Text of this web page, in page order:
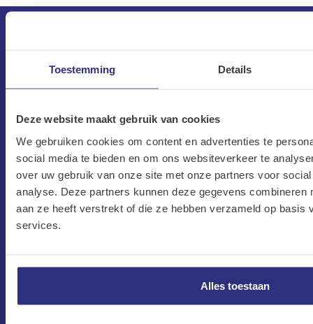
Toestemming Details
Deze website maakt gebruik van cookies
We gebruiken cookies om content en advertenties te
social media te bieden en om ons websiteverkeer te
over uw gebruik van onze site met onze partners voor
analyse. Deze partners kunnen deze gegevens combineren
aan ze heeft verstrekt of die ze hebben verzameld op basis
services.
Alles toestaan
CONTACT
Maandag–Vrijdag
7:30 –17:00
Zaterdag